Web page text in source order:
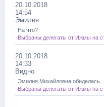
20.10.2018
14:54
Эмилия
На что?
Выбраны делегаты от Ижмы на
20.10.2018
14:33
Видно
Эмилия Михайловна обиделась...
Выбраны делегаты от Ижмы на